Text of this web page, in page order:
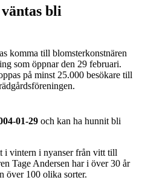
bli
komma till blomsterkonstnären
som öppnar den 29 februari.
på minst 25.000 besökare till
01-29 och kan ha hunnit bli
i vintern i nyanser från vitt till
Tage Andersen har i över 30 år
över 100 olika sorter.